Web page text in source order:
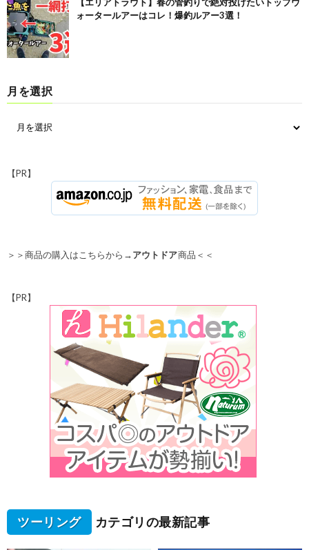
ォータールアーはコレ！爆釣ルアー3選！
月を選択
【PR】
＞＞商品の購入はこちらから→アウトドア商品＜＜
【PR】
ツーリング カテゴリの最新記事